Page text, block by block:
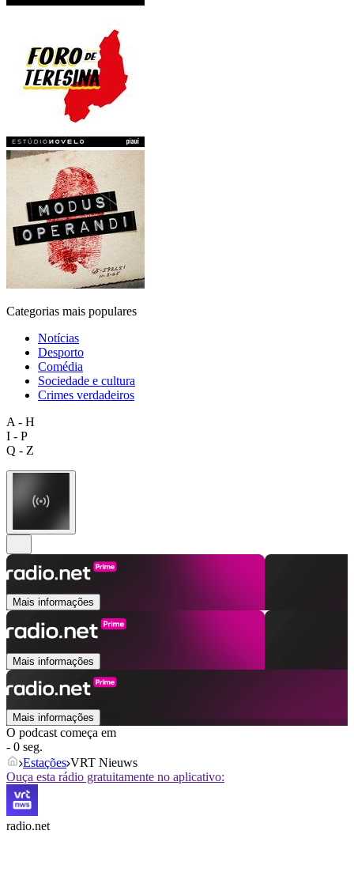
Categorias mais populares
Notícias
Desporto
Comédia
Sociedade e cultura
Crimes verdadeiros
A - H
I - P
Q - Z
Mais informações
Mais informações
Mais informações
O podcast começa em
- 0 seg.
Estações VRT Nieuws
Ouça esta rádio gratuitamente no aplicativo:
radio.net